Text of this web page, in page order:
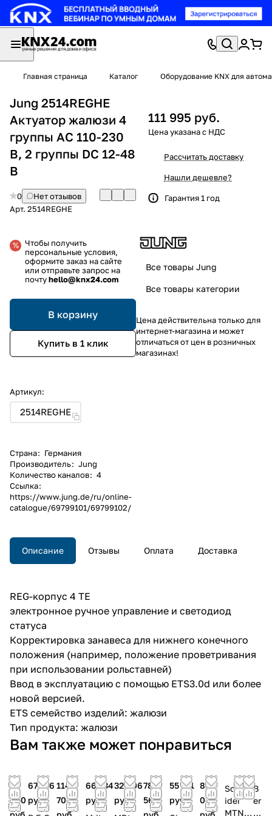
Главная страница Каталог Оборудование KNX для
Jung 2514REGHE
Актуатор жалюзи 4
группы AC 110-230
В, 2 группы DC 12-48
В
0
Нет отзывов
Арт. 2514REGHE
Чтобы получить
персональные условия,
оформите заказ на сайте
или отправьте запрос на
почтуhello@knx24.com
В корзину
Купить в 1 клик
Артикул:
2514REGHE
Страна: Германия
Производитель: Jung
Количество каналов: 4
Ссылка:
https://www.jung.de/ru/online-
catalogue/69799101/69799102/
111 995 руб.
Рассчитать доставку
Нашли дешевле?
Гарантия 1 год
Все товары Jung
Все товары категории
Цена действительна только для
интернет-магазина и может
отличаться от цен в розничных
магазинах!
Описание Отзывы Оплата Доставка
REG-корпус 4 TE
электронное ручное управление и светодиод
статуса
Корректировка занавеса для нижнего конечного
положения (например, положение проветривания
при использовании рольставней)
Ввод в эксплуатацию с помощью ETS3.0d или более
новой версией.
ETS семейство изделий: жалюзи
Тип продукта: жалюзи
Вам также может понравиться
55
800
67 316
руб.
114
708
66 734
руб.
32 906
руб.
78
566
55 171
руб.
85
043
Schne
ider
MTN6
B
er
k